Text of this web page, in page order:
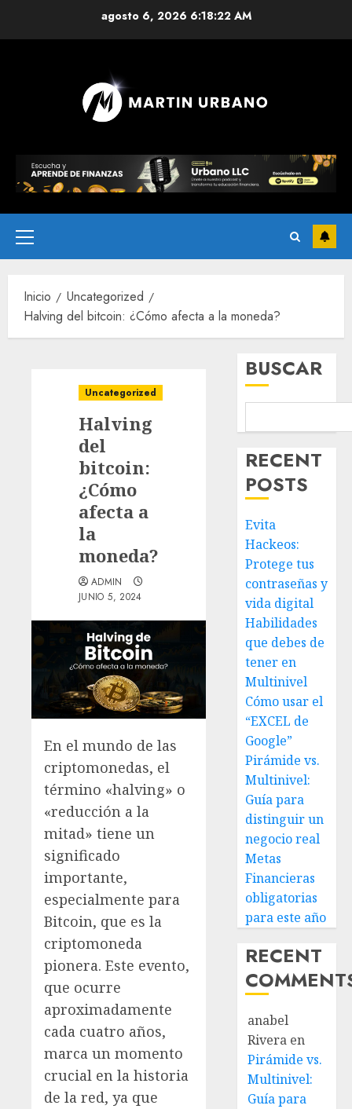
agosto 6, 2026 6:18:23 AM
Inicio
Uncategorized
Halving del bitcoin: ¿Cómo afecta a la moneda?
Uncategorized
Halving
del
bitcoin:
¿Cómo
afecta a
la
moneda?
ADMIN
JUNIO 5, 2024
En el mundo de las
criptomonedas, el
término «halving» o
«reducción a la
mitad» tiene un
significado
importante,
especialmente para
Bitcoin, que es la
criptomoneda
pionera. Este evento,
que ocurre
aproximadamente
cada cuatro años,
marca un momento
crucial en la historia
de la red, ya que
BUSCAR
RECENT
POSTS
Evita
Hackeos:
Protege tus
contraseñas y
vida digital
Habilidades
que debes de
tener en
Multinivel
Cómo usar el
“EXCEL de
Google”
Pirámide vs.
Multinivel:
Guía para
distinguir un
negocio real
Metas
Financieras
obligatorias
para este año
RECENT
anabel
Riveraen
Pirámide vs.
Multinivel:
Guía para